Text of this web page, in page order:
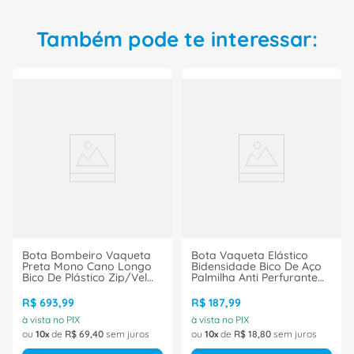
Também pode te interessar:
Bota Bombeiro Vaqueta
Preta Mono Cano Longo
Bico De Plástico Zip/Vel
Tamanho 37 CA 26556
Bracol
R$ 693,99
à vista no PIX
ou 10 de R$ 69,40 sem juros
Bota Vaqueta Elástico
Bidensidade Bico De Aço
Palmilha Anti Perfurante
Tamanho 37 CA 30540
Bracol
R$ 187,99
à vista no PIX
ou 10 de R$ 18,80 sem juros